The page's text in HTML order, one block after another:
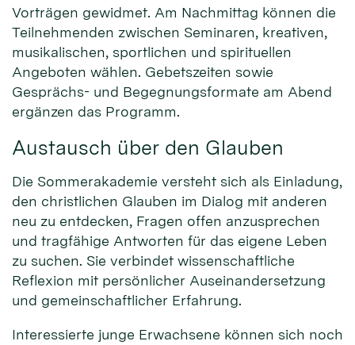
Vorträgen gewidmet. Am Nachmittag können die
Teilnehmenden zwischen Seminaren, kreativen,
musikalischen, sportlichen und spirituellen
Angeboten wählen. Gebetszeiten sowie
Gesprächs- und Begegnungsformate am Abend
ergänzen das Programm.
Austausch über den Glauben
Die Sommerakademie versteht sich als Einladung,
den christlichen Glauben im Dialog mit anderen
neu zu entdecken, Fragen offen anzusprechen
und tragfähige Antworten für das eigene Leben
zu suchen. Sie verbindet wissenschaftliche
Reflexion mit persönlicher Auseinandersetzung
und gemeinschaftlicher Erfahrung.
Interessierte junge Erwachsene können sich noch